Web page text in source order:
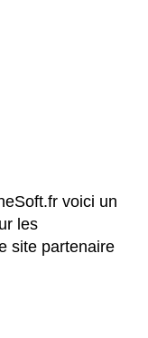
voici un
les
site partenaire